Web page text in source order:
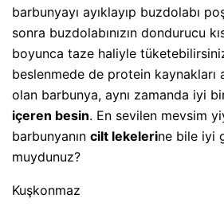
barbunyayı ayıklayıp buzdolabı
sonra buzdolabınızın dondurucu
boyunca taze haliyle
beslenmede de protein kaynakları
olan barbunya, aynı zamanda iyi
içeren besin. En sevilen mevsim
barbunyanın cilt lekelerine bile iyi
muydunuz?
Kuşkonmaz